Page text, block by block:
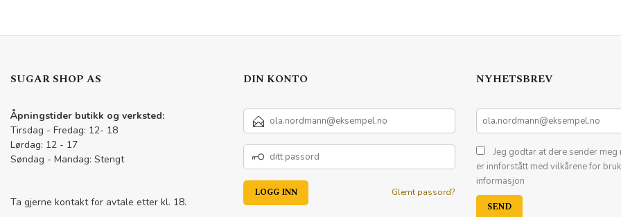
SUGAR SHOP AS
Åpningstider butikk og verksted:
Tirsdag - Fredag: 12- 18
Lørdag: 12 - 17
Søndag - Mandag: Stengt
Ta gjerne kontakt for avtale etter kl. 18.
DIN KONTO
E-
POSTADRESSE
DITT
PASSORD
Glemt passord?
NYHETSBREV
Jeg godtar at dere sender meg
er innforstått med vilkårene for
informasjon